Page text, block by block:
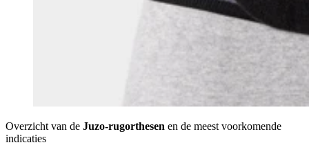
Overzicht van de Juzo-rugorthesen en de meest voorkomende
indicaties